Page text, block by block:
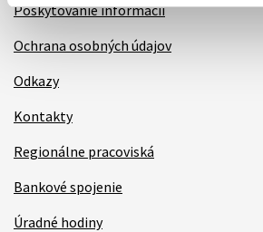
Poskytovanie informácií
Ochrana osobných údajov
Odkazy
Kontakty
Regionálne pracoviská
Bankové spojenie
Úradné hodiny